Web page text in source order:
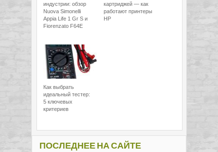
индустрии: обзор
Nuova Simonelli
Appia Life 1 Gr S и
Fiorenzato F64E
картриджей — как
работают принтеры
HP
Как выбрать
идеальный тестер:
5 ключевых
критериев
ПОСЛЕДНЕЕ НА САЙТЕ